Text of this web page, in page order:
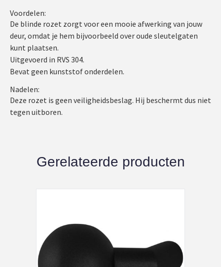
Voordelen:
De blinde rozet zorgt voor een mooie afwerking van jouw
deur, omdat je hem bijvoorbeeld over oude sleutelgaten
kunt plaatsen.
Uitgevoerd in RVS 304.
Bevat geen kunststof onderdelen.
Nadelen:
Deze rozet is geen veiligheidsbeslag. Hij beschermt dus niet
tegen uitboren.
Gerelateerde producten